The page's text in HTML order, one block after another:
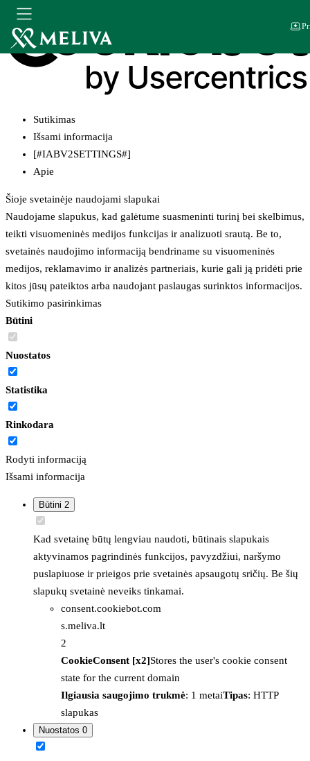
Sutikimas
Išsami informacija
[#IABV2SETTINGS#]
Apie
Šioje svetainėje naudojami slapukai
Naudojame slapukus, kad galėtume suasmeninti turinį bei skelbimus,
teikti visuomeninės medijos funkcijas ir analizuoti srautą. Be to,
svetainės naudojimo informaciją bendriname su visuomeninės
medijos, reklamavimo ir analizės partneriais, kurie gali ją pridėti prie
kitos jūsų pateiktos arba naudojant paslaugas surinktos informacijos.
Sutikimo pasirinkimas
Būtini
Nuostatos
Statistika
Rinkodara
Rodyti informaciją
Išsami informacija
Būtini 2
Kad svetainę būtų lengviau naudoti, būtinais slapukais
aktyvinamos pagrindinės funkcijos, pavyzdžiui, naršymo
puslapiuose ir prieigos prie svetainės apsaugotų sričių. Be šių
slapukų svetainė neveiks tinkamai.
consent.cookiebot.com
s.meliva.lt
2
CookieConsent [x2]Stores the user's cookie consent
state for the current domain
Ilgiausia saugojimo trukmė: 1 metaiTipas: HTTP
slapukas
Nuostatos 0